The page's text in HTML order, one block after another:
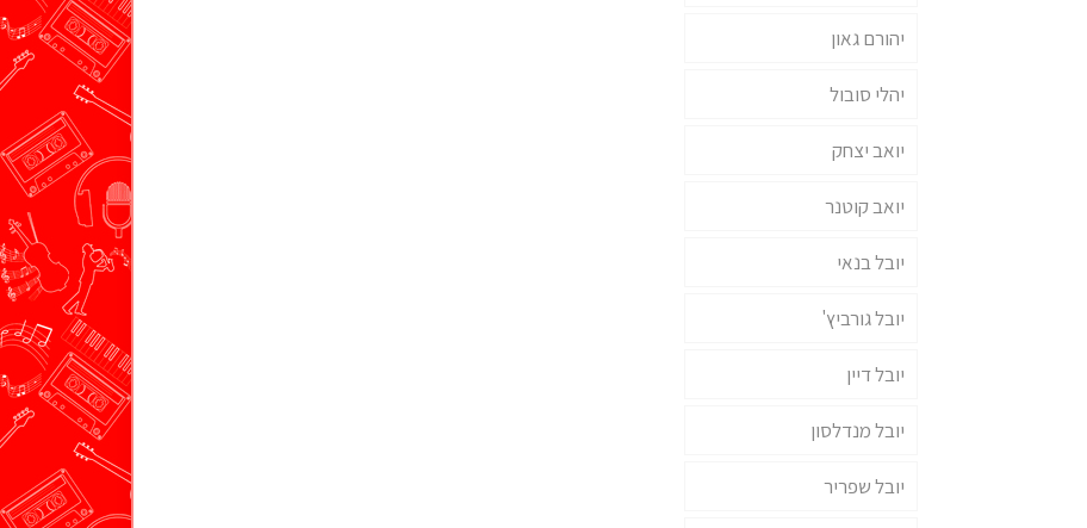
יהורם גאון
יהלי סובול
יואב יצחק
יואב קוטנר
יובל בנאי
יובל גורביץ'
יובל דיין
יובל מנדלסון
יובל שפריר